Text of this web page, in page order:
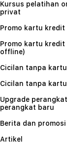
Kursus pelatihan
privat
Promo kartu kredit
Promo kartu kredit
offline)
Cicilan tanpa
Cicilan tanpa
Upgrade
perangkat baru
Berita dan promosi
Artikel